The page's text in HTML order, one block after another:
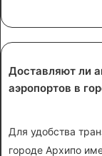
Доставляют ли
аэропортов в
Для удобства
городе Архипо